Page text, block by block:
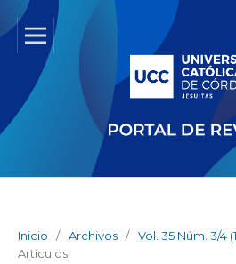
Inicio / Archivos / Vol. 35 Núm. 3/4
Artículos